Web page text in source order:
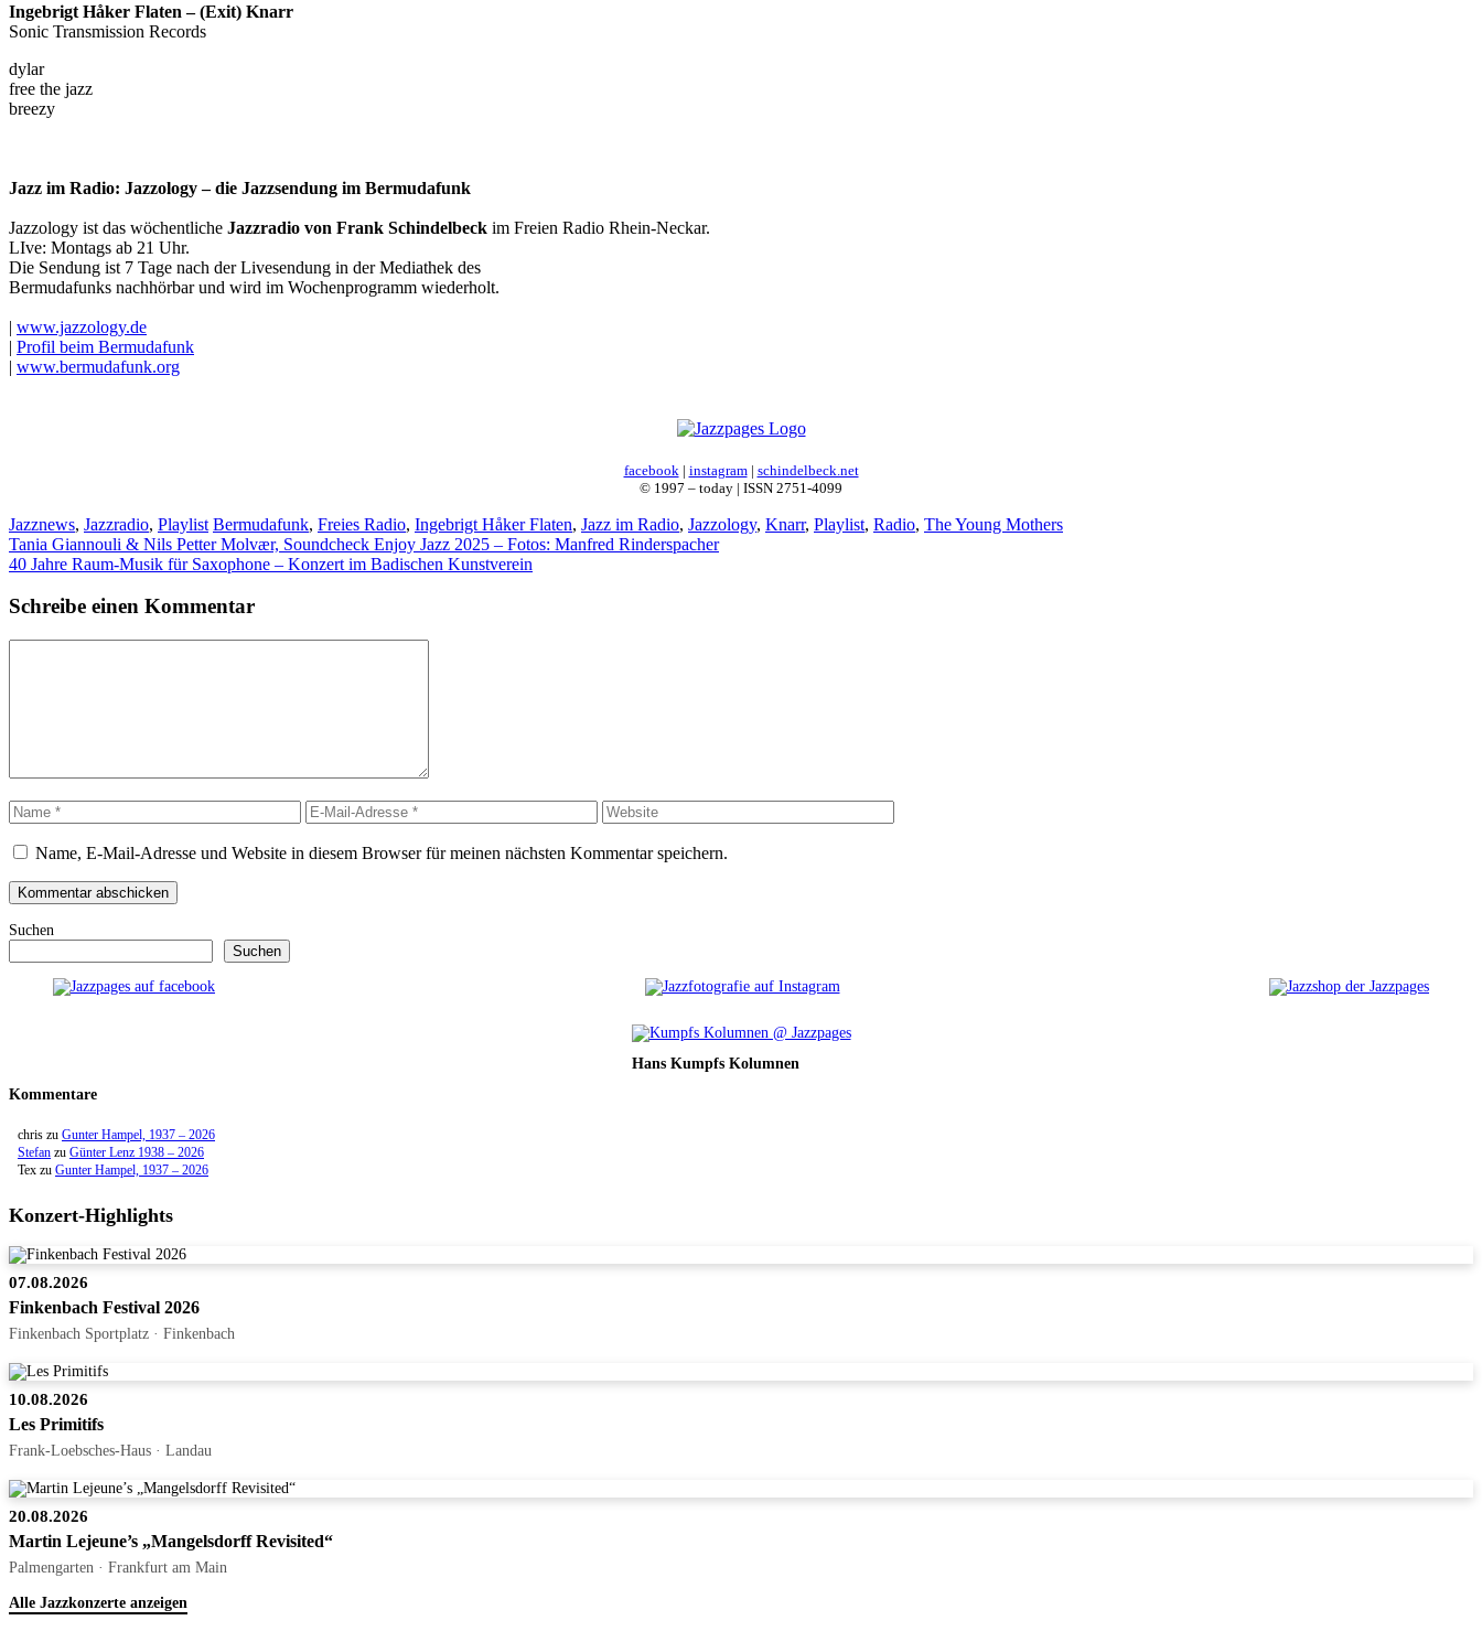
Ingebrigt Håker Flaten – (Exit) Knarr
Sonic Transmission Records
dylar
free the jazz
breezy
Jazz im Radio: Jazzology – die Jazzsendung im Bermudafunk
Jazzology ist das wöchentliche Jazzradio von Frank Schindelbeck im Freien Radio Rhein-Neckar.
LIve: Montags ab 21 Uhr.
Die Sendung ist 7 Tage nach der Livesendung in der Mediathek des
Bermudafunks nachhörbar und wird im Wochenprogramm wiederholt.
| www.jazzology.de
| Profil beim Bermudafunk
| www.bermudafunk.org
facebook | instagram| schindelbeck.net
© 1997 – today | ISSN 2751-4099
Kategorien
Jazznews, Jazzradio, Playlist Schlagwörter
Bermudafunk, Freies Radio, Ingebrigt Håker Flaten, Jazz im Radio, Jazzology, Knarr, Playlist, Radio, The Young Mothers
Tania Giannouli & Nils Petter Molvær, Soundcheck Enjoy Jazz 2025 – Fotos: Manfred Rinderspacher
40 Jahre Raum-Musik für Saxophone – Konzert im Badischen Kunstverein
Schreibe einen Kommentar
Name
E-
Mail-
Adresse
Website
Name, E-Mail-Adresse und Website in diesem Browser für meinen nächsten Kommentar speichern.
Suchen
Suchen
Hans Kumpfs Kolumnen
Kommentare
chris zu Gunter Hampel, 1937 – 2026
Stefan zu Günter Lenz 1938 – 2026
Tex zu Gunter Hampel, 1937 – 2026
Konzert-Highlights
07.08.2026
Finkenbach Festival 2026
Finkenbach Sportplatz · Finkenbach
10.08.2026
Les Primitifs
Frank-Loebsches-Haus · Landau
20.08.2026
Martin Lejeune’s „Mangelsdorff Revisited“
Palmengarten · Frankfurt am Main
Alle Jazzkonzerte anzeigen